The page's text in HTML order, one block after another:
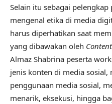
Selain itu sebagai
mengenal etika di media
harus diperhatikan saat
yang dibawakan oleh
Almaz Shabrina peserta
jenis konten di media
penggunaan media sosial,
menarik, eksekusi, hingga